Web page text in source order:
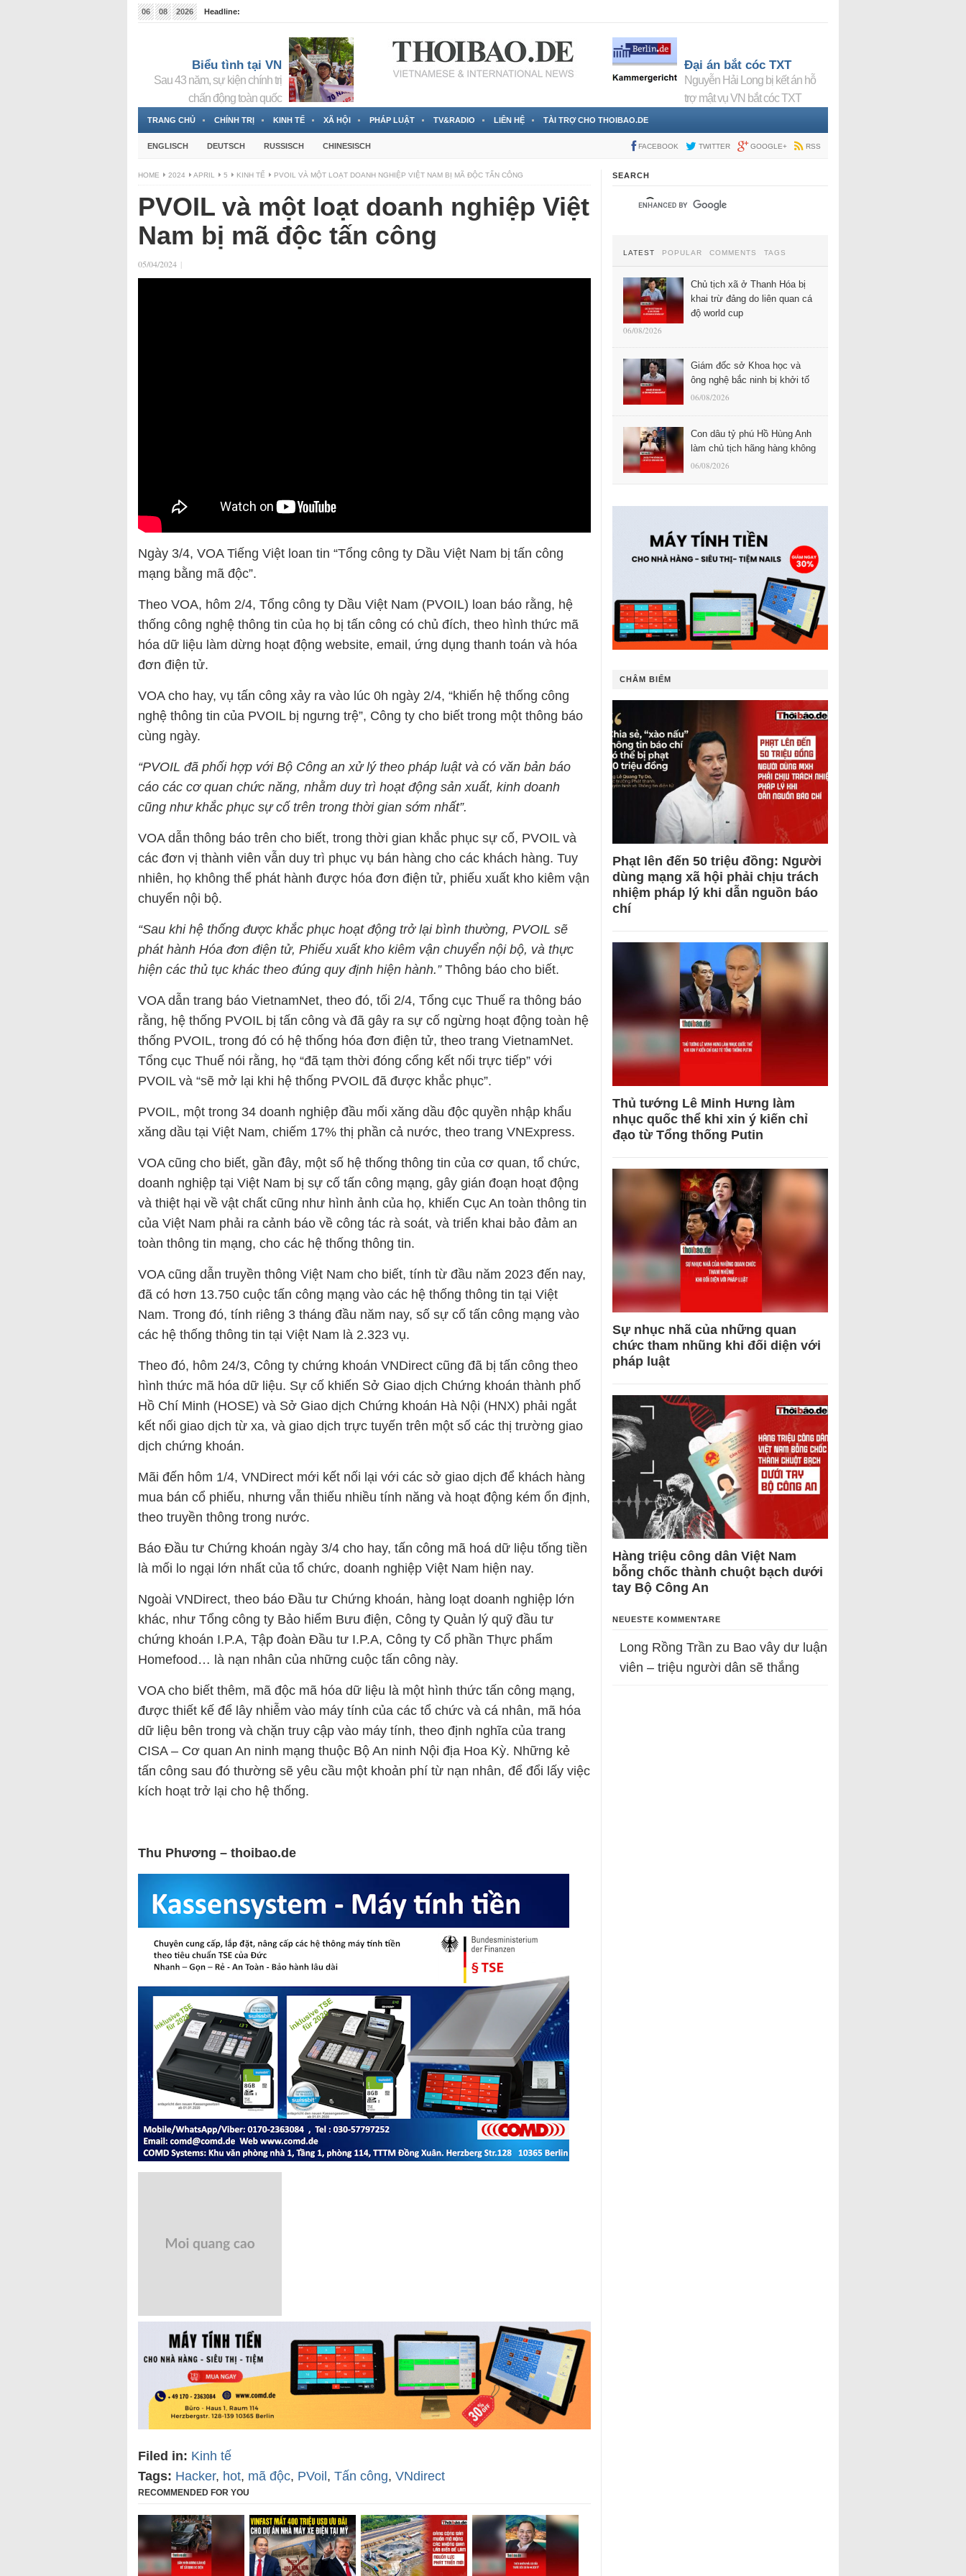
06 08 2026
Headline:
Biểu tình tại VN
Sau 43 năm, sự kiện chính trị
chấn động toàn quốc
Đại án bắt cóc TXT
Nguyễn Hải Long bị kết án hỗ
trợ mật vụ VN bắt cóc TXT
TRANG CHỦ CHÍNH TRỊ KINH TẾ XÃ HỘI PHÁP LUẬT TV&RADIO LIÊN HỆ TÀI TRỢ CHO THOIBAO.DE
ENGLISCH DEUTSCH RUSSISCH CHINESISCH FACEBOOK TWITTER GOOGLE+ RSS
HOME 2024 APRIL 5 KINH TẾ PVOIL VÀ MỘT LOẠT DOANH NGHIỆP VIỆT NAM BỊ MÃ ĐỘC TẤN CÔNG
PVOIL và một loạt doanh nghiệp Việt
Nam bị mã độc tấn công
05/04/2024 |
Ngày 3/4, VOA Tiếng Việt loan tin “Tổng công ty Dầu Việt Nam bị tấn công
mạng bằng mã độc”.
Theo VOA, hôm 2/4, Tổng công ty Dầu Việt Nam (PVOIL) loan báo rằng, hệ
thống công nghệ thông tin của họ bị tấn công có chủ đích, theo hình thức mã
hóa dữ liệu làm dừng hoạt động website, email, ứng dụng thanh toán và hóa
đơn điện tử.
VOA cho hay, vụ tấn công xảy ra vào lúc 0h ngày 2/4, “khiến hệ thống công
nghệ thông tin của PVOIL bị ngưng trệ”, Công ty cho biết trong một thông báo
cùng ngày.
“PVOIL đã phối hợp với Bộ Công an xử lý theo pháp luật và có văn bản báo
cáo các cơ quan chức năng, nhằm duy trì hoạt động sản xuất, kinh doanh
cũng như khắc phục sự cố trên trong thời gian sớm nhất”.
VOA dẫn thông báo trên cho biết, trong thời gian khắc phục sự cố, PVOIL và
các đơn vị thành viên vẫn duy trì phục vụ bán hàng cho các khách hàng. Tuy
nhiên, họ không thể phát hành được hóa đơn điện tử, phiếu xuất kho kiêm vận
chuyển nội bộ.
“Sau khi hệ thống được khắc phục hoạt động trở lại bình thường, PVOIL sẽ
phát hành Hóa đơn điện tử, Phiếu xuất kho kiêm vận chuyển nội bộ, và thực
hiện các thủ tục khác theo đúng quy định hiện hành.”Thông báo cho biết.
VOA dẫn trang báo VietnamNet, theo đó, tối 2/4, Tổng cục Thuế ra thông báo
rằng, hệ thống PVOIL bị tấn công và đã gây ra sự cố ngừng hoạt động toàn hệ
thống PVOIL, trong đó có hệ thống hóa đơn điện tử, theo trang VietnamNet.
Tổng cục Thuế nói rằng, họ “đã tạm thời đóng cổng kết nối trực tiếp” với
PVOIL và “sẽ mở lại khi hệ thống PVOIL đã được khắc phục”.
PVOIL, một trong 34 doanh nghiệp đầu mối xăng dầu độc quyền nhập khẩu
xăng dầu tại Việt Nam, chiếm 17% thị phần cả nước, theo trang VNExpress.
VOA cũng cho biết, gần đây, một số hệ thống thông tin của cơ quan, tổ chức,
doanh nghiệp tại Việt Nam bị sự cố tấn công mạng, gây gián đoạn hoạt động
và thiệt hại về vật chất cũng như hình ảnh của họ, khiến Cục An toàn thông tin
của Việt Nam phải ra cảnh báo về công tác rà soát, và triển khai bảo đảm an
toàn thông tin mạng, cho các hệ thống thông tin.
VOA cũng dẫn truyền thông Việt Nam cho biết, tính từ đầu năm 2023 đến nay,
đã có hơn 13.750 cuộc tấn công mạng vào các hệ thống thông tin tại Việt
Nam. Trong đó, tính riêng 3 tháng đầu năm nay, số sự cố tấn công mạng vào
các hệ thống thông tin tại Việt Nam là 2.323 vụ.
Theo đó, hôm 24/3, Công ty chứng khoán VNDirect cũng đã bị tấn công theo
hình thức mã hóa dữ liệu. Sự cố khiến Sở Giao dịch Chứng khoán thành phố
Hồ Chí Minh (HOSE) và Sở Giao dịch Chứng khoán Hà Nội (HNX) phải ngắt
kết nối giao dịch từ xa, và giao dịch trực tuyến trên một số các thị trường giao
dịch chứng khoán.
Mãi đến hôm 1/4, VNDirect mới kết nối lại với các sở giao dịch để khách hàng
mua bán cổ phiếu, nhưng vẫn thiếu nhiều tính năng và hoạt động kém ổn định,
theo truyền thông trong nước.
Báo Đầu tư Chứng khoán ngày 3/4 cho hay, tấn công mã hoá dữ liệu tống tiền
là mối lo ngại lớn nhất của tổ chức, doanh nghiệp Việt Nam hiện nay.
Ngoài VNDirect, theo báo Đầu tư Chứng khoán, hàng loạt doanh nghiệp lớn
khác, như Tổng công ty Bảo hiểm Bưu điện, Công ty Quản lý quỹ đầu tư
chứng khoán I.P.A, Tập đoàn Đầu tư I.P.A, Công ty Cổ phần Thực phẩm
Homefood… là nạn nhân của những cuộc tấn công này.
VOA cho biết thêm, mã độc mã hóa dữ liệu là một hình thức tấn công mạng,
được thiết kế để lây nhiễm vào máy tính của các tổ chức và cá nhân, mã hóa
dữ liệu bên trong và chặn truy cập vào máy tính, theo định nghĩa của trang
CISA – Cơ quan An ninh mạng thuộc Bộ An ninh Nội địa Hoa Kỳ. Những kẻ
tấn công sau đó thường sẽ yêu cầu một khoản phí từ nạn nhân, để đổi lấy việc
kích hoạt trở lại cho hệ thống.
Thu Phương – thoibao.de
Filed in: Kinh tế
Tags: Hacker, hot, mã độc, PVoil , Tấn công, VNdirect
RECOMMENDED FOR YOU
SEARCH
LATEST POPULAR COMMENTS TAGS
Chủ tịch xã ở Thanh Hóa bị
khai trừ đảng do liên quan cá
độ world cup
06/08/2026
Giám đốc sở Khoa học và
ông nghệ bắc ninh bị khởi tố
06/08/2026
Con dâu tỷ phú Hồ Hùng Anh
làm chủ tịch hãng hàng không
06/08/2026
CHÂM BIẾM
Phạt lên đến 50 triệu đồng: Người
dùng mạng xã hội phải chịu trách
nhiệm pháp lý khi dẫn nguồn báo
chí
Thủ tướng Lê Minh Hưng làm
nhục quốc thể khi xin ý kiến chỉ
đạo từ Tổng thống Putin
Sự nhục nhã của những quan
chức tham nhũng khi đối diện với
pháp luật
Hàng triệu công dân Việt Nam
bỗng chốc thành chuột bạch dưới
tay Bộ Công An
NEUESTE KOMMENTARE
Long Rồng Trần zu Bao vây dư luận
viên – triệu người dân sẽ thắng